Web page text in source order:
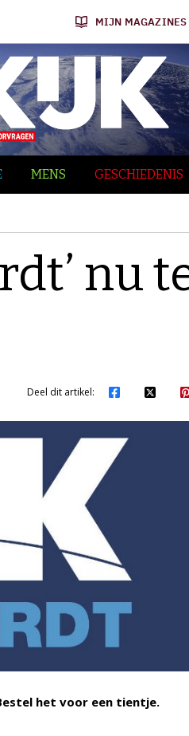
MIJN MAGAZINES
MENS GESCHIEDENIS
nu
Deel dit artikel:
het voor een tientje.